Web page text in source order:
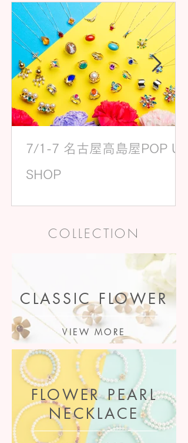
7/1-7 名古屋高島屋POP UP
SHOP
COLLECTION
CLASSIC FLOWER
VIEW MORE
FLOWER PEARL
NECKLACE